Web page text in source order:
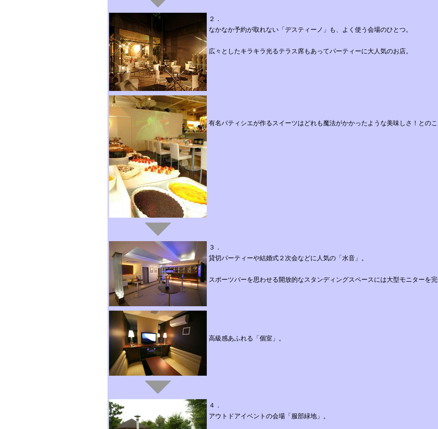
２．
なかなか予約が取れない「デスティーノ」も、よく使う会場のひとつ。
広々としたキラキラ光るテラス席もあってパーティーに大人気のお店。
有名パティシエが作るスイーツはどれも魔法がかかったような美味しさ！との
３．
貸切パーティーや結婚式２次会などに人気の「水音」。
スポーツバーを思わせる開放的なスタンディングスペースには大型モニターを
高級感あふれる「個室」。
４．
アウトドアイベントの会場「服部緑地」。